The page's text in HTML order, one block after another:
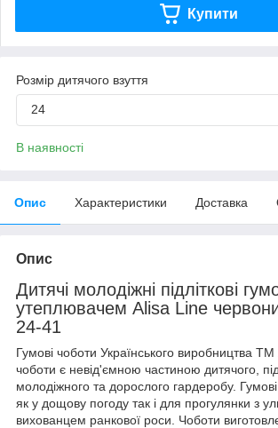
Купити
Розмір дитячого взуття
24
В наявності
Опис Характеристики Доставка
Опис
Дитячі молодіжні підліткові
утеплювачем Alisa Line
24-41
Гумові чоботи Українського виробництва
чоботи є невід'ємною частиною дитячого,
молодіжного та дорослого гардеробу.
як у дощову погоду так і для прогулянки з
вихованцем ранкової роси. Чоботи